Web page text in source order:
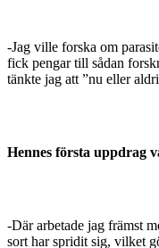
-Jag ville forska om
fick pengar till sådan
tänkte jag att ”nu eller
Hennes första uppdrag
-Där arbetade jag främst
sort har spridit sig, vilket